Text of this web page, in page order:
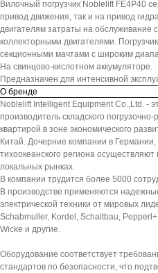
Вилочный погрузчик Noblelift FE4P40
привод движения, так и на привод
двигателям затраты на обслуживание
коллекторными двигателями.
секционными мачтами с широким
На свинцово-кислотном аккумуляторе.
Предназначен для интенсивной
О бренде
Noblelift Intelligent Equipment Co.,Ltd. -
производитель складского
квартирой в зоне экономического
Китай. Дочерние компании в
тихоокеанского региона
локальных рынках.
В компании трудится более 5000
В производстве применяются
электрической техники от мировых
Schabmuller, Kordel, Schaltbau,
Wicke и другие.
Оборудование соответствует
стандартов по безопасности, что